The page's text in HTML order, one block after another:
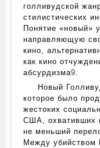
голливудской
стилистических
Понятие «новый»
направляющую
кино,
как кино
абсурдизма9
Новый
которое было
жестоких
США, охвативших
не меньший
Между убийством